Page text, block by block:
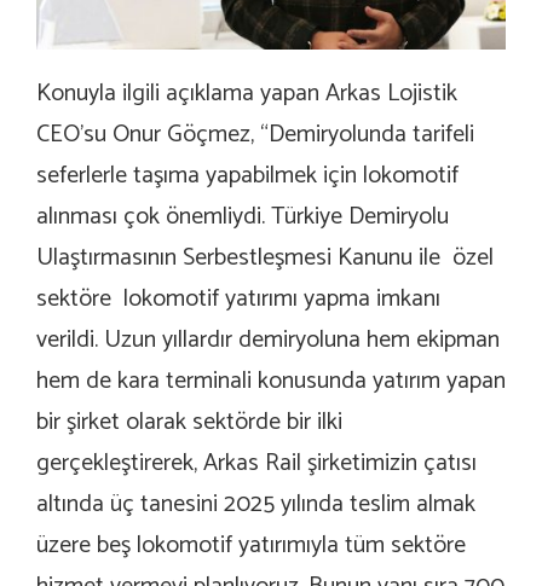
Konuyla ilgili açıklama yapan Arkas Lojistik
CEO’su Onur Göçmez, “Demiryolunda tarifeli
seferlerle taşıma yapabilmek için lokomotif
alınması çok önemliydi. Türkiye Demiryolu
Ulaştırmasının Serbestleşmesi Kanunu ile özel
sektöre lokomotif yatırımı yapma imkanı
verildi. Uzun yıllardır demiryoluna hem ekipman
hem de kara terminali konusunda yatırım yapan
bir şirket olarak sektörde bir ilki
gerçekleştirerek, Arkas Rail şirketimizin çatısı
altında üç tanesini 2025 yılında teslim almak
üzere beş lokomotif yatırımıyla tüm sektöre